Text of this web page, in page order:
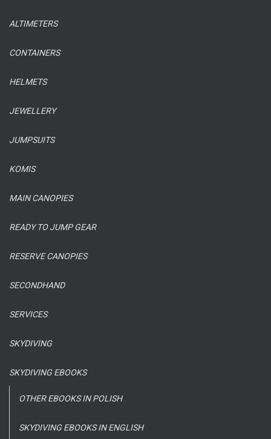
ALTIMETERS
CONTAINERS
HELMETS
JEWELLERY
JUMPSUITS
KOMIS
MAIN CANOPIES
READY TO JUMP GEAR
RESERVE CANOPIES
SECONDHAND
SERVICES
SKYDIVING
SKYDIVING EBOOKS
OTHER EBOOKS IN POLISH
SKYDIVING EBOOKS IN ENGLISH